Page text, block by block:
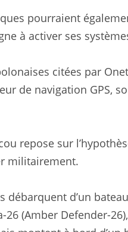
pourraient
à activer ses
citées par
de navigation GPS,
repose sur
militairement.
débarquent d’un
(Amber Defender-